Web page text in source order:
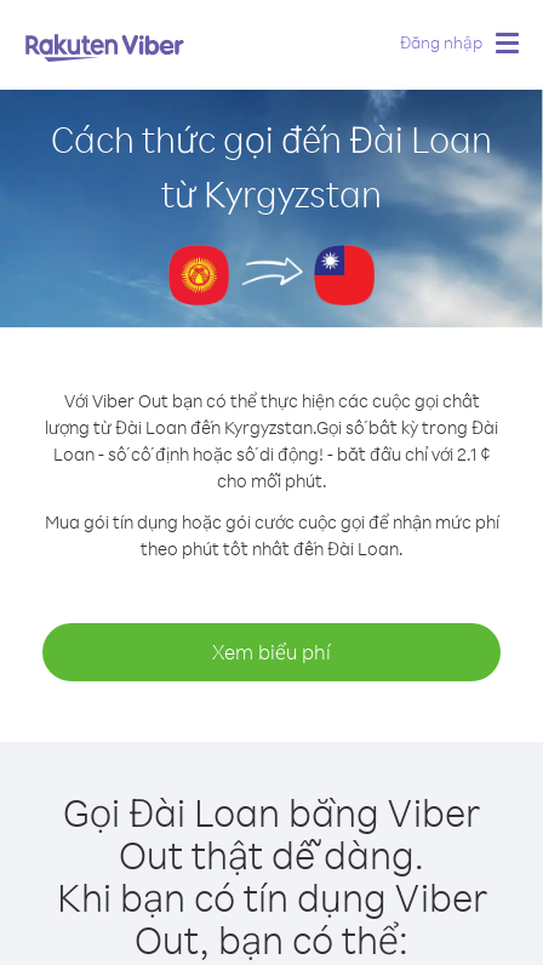
Đăng nhập
Cách thức gọi đến Đài Loan
từ Kyrgyzstan
Với Viber Out bạn có thể thực hiện các cuộc gọi chất
lượng từ Đài Loan đến Kyrgyzstan.Gọi số bất kỳ trong Đài
Loan - số cố định hoặc số di động! - bắt đầu chỉ với 2.1 ¢
cho mỗi phút.
Mua gói tín dụng hoặc gói cước cuộc gọi để nhận mức phí
theo phút tốt nhất đến Đài Loan.
Xem biểu phí
Gọi Đài Loan bằng Viber
Out thật dễ dàng.
Khi bạn có tín dụng Viber
Out, bạn có thể: